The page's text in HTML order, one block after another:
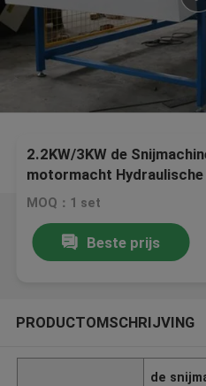
2.2KW/3KW de
motormacht Hydraulische
Hoofdcontrole
MOQ：1 set
Beste prijs
PRODUCTOMSCHRIJVING
de